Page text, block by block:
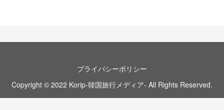
プライバシーポリシー
Copyright © 2022 Korip-韓国旅行メディア- All Rights Reserved.